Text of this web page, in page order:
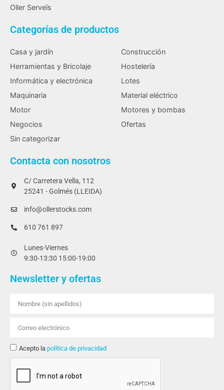
Oller Serveïs
Categorías de productos
Casa y jardín
Construcción
Herramientas y Bricolaje
Hostelería
Informática y electrónica
Lotes
Maquinaria
Material eléctrico
Motor
Motores y bombas
Negocios
Ofertas
Sin categorizar
Contacta con nosotros
C/ Carretera Vella, 112
25241 - Golmés (LLEIDA)
info@ollerstocks.com
610 761 897
Lunes-Viernes
9:30-13:30 15:00-19:00
Newsletter y ofertas
Acepto la política de privacidad